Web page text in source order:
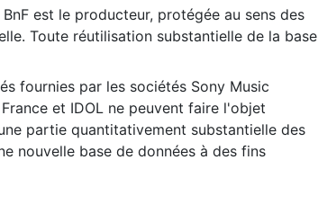
est le producteur, protégée au sens des
Toute réutilisation substantielle de la base
fournies par les sociétés Sony Music
et IDOL ne peuvent faire l'objet
partie quantitativement substantielle des
nouvelle base de données à des fins